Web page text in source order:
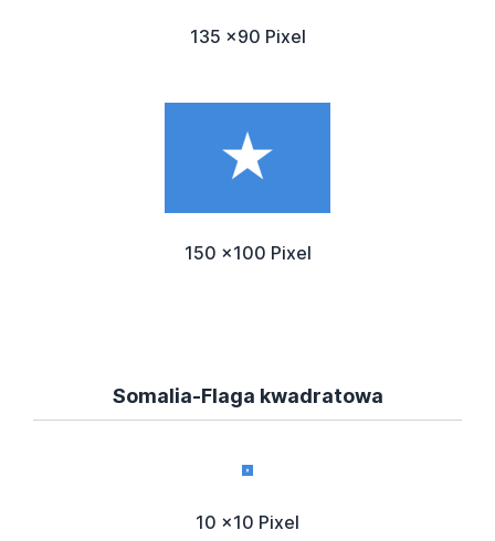
135 x90 Pixel
150 x100 Pixel
Somalia-Flaga kwadratowa
10 x10 Pixel